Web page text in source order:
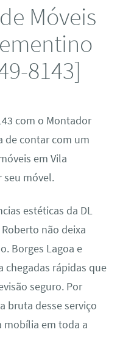
Móveis
8143]
com o Montador
de contar com um
em Vila
seu móvel.
estéticas da DL
não deixa
Borges Lagoa e
chegadas rápidas que
seguro. Por
bruta desse serviço
mobília em toda a